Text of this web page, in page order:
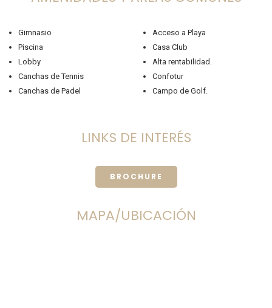
Gimnasio
Piscina
Lobby
Canchas de Tennis
Canchas de Padel
Acceso a Playa
Casa Club
Alta rentabilidad.
Confotur
Campo de Golf.
LINKS DE INTERÉS
BROCHURE
MAPA/UBICACIÓN